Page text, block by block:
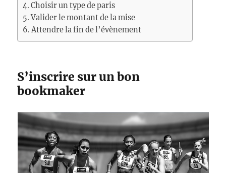
Choisir un type de paris
Valider le montant de la mise
Attendre la fin de l’évènement
S’inscrire sur un bon
bookmaker